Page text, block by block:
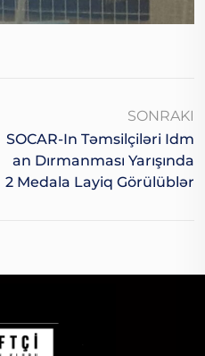
SONRAKI
SOCAR-In Təmsilçiləri Idm
An Dırmanması Yarışında
2 Medala Layiq Görülüblər